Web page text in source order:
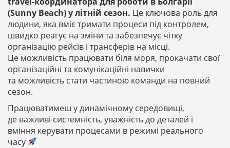
(Sunny Beach) у літній сезон. Це ключова роль для
людини, яка вміє тримати процеси під контролем,
швидко реагує на зміни та забезпечує чітку
організацію рейсів і трансферів на місці.
Це можливість працювати біля моря, прокачати свої
організаційні та комунікаційні навички
та можливість стати частиною команди на повний
сезон.
Працюватимеш у динамічному середовищі,
де важливі системність, уважність до деталей і
вміння керувати процесами в режимі реального
часу